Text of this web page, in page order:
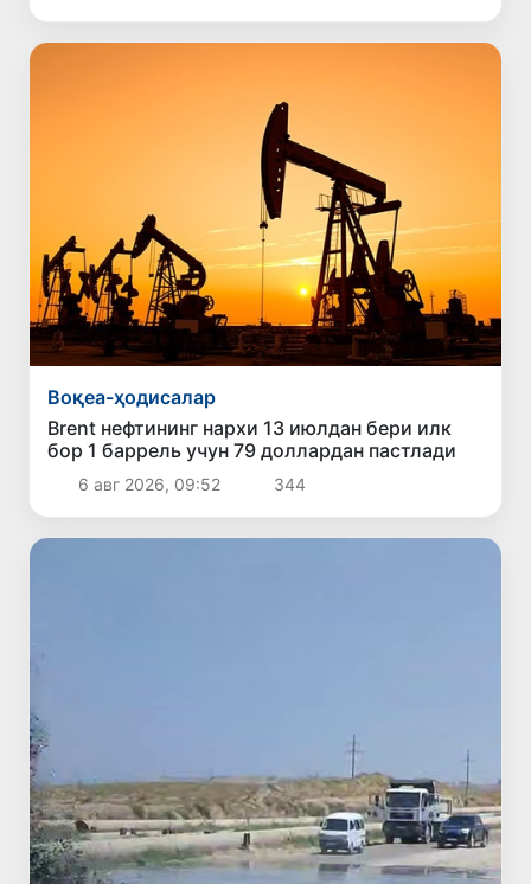
Воқеа-ҳодисалар
Brent нефтининг нархи 13 июлдан бери илк
бор 1 баррель учун 79 доллардан пастлади
6 авг 2026, 09:52 344